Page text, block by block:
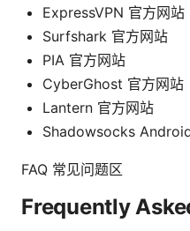
ExpressVPN 官方网站
Surfshark 官方网站
PIA 官方网站
CyberGhost 官方网站
Lantern 官方网站
Shadowsocks
FAQ 常见问题区
Frequently